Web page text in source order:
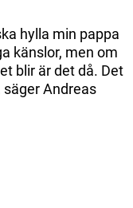
hylla min pappa
känslor, men om
blir är det då. Det
Andreas